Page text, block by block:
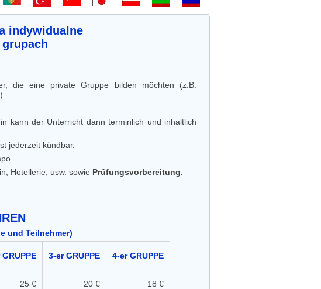
indywidualne
grupach
die eine private Gruppe bilden möchten (z.B.
kann der Unterricht dann terminlich und inhaltlich
jederzeit kündbar.
Hotellerie, usw. sowie Prüfungsvorbereitung.
und Teilnehmer)
3-er GRUPPE 4-er GRUPPE
25 € 20 € 18 €